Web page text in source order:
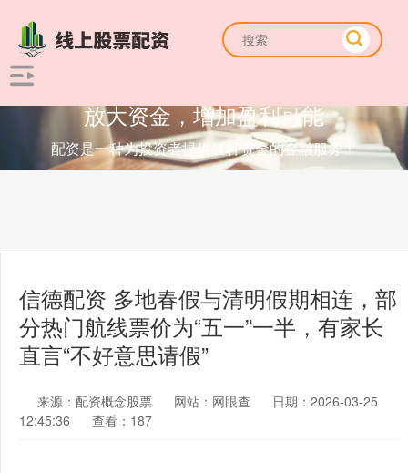
放大资金，增加盈利可能
配资是一种为投资者提供杠杆资金的金融服务！
信德配资 多地春假与清明假期相连，部
分热门航线票价为“五一”一半，有家长
直言“不好意思请假”
来源：配资概念股票 网站：网眼查
日期：2026-03-25
12:45:36
查看：187